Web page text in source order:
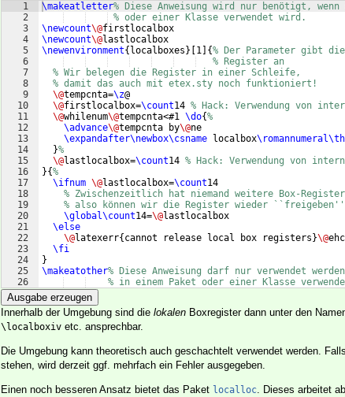
1
2
3
4
5
6
7
8
9
10
11
12
13
14
15
16
17
18
19
20
21
22
23
24
25
26
\makeatletter% Diese Anweisung wird nur benötigt,
% oder einer Klasse verwendet wird.
\newcount\@firstlocalbox
\newcount\@lastlocalbox
\newenvironment{ localboxes } 1 {% Der Parameter gibt
% Register an
% Wir belegen die Register in einer Schleife,
% damit das auch mit etex.sty noch funktioniert!
\@tempcnta=\z@
\@firstlocalbox=\count14 % Hack: Verwendung von
\@whilenum\@tempcnta<#1 \do{%
\advance\@tempcnta by\@ne
\expandafter\newbox\csname localbox
}%
\@lastlocalbox=\count14 % Hack: Verwendung von
}{%
\ifnum \@lastlocalbox=\count14
% Zwischenzeitlich hat niemand weitere Box-
% also können wir die Register wieder ``freigeben''
\global\count14=\@lastlocalbox
\else
\@latexerr{ cannot release local box registers }\@ehc
\fi
}
\makeatother% Diese Anweisung darf nur verwendet
% in einem Paket oder einer Klasse
Ausgabe erzeugen
Innerhalb der Umgebung sind die lokalen Boxregister dann unter den
\localboxiv etc. ansprechbar.
Die Umgebung kann theoretisch auch geschachtelt verwendet werden.
stehen, wird derzeit ggf. mehrfach ein Fehler ausgegeben.
Einen noch besseren Ansatz bietet das Paket localloc. Dieses arbeitet